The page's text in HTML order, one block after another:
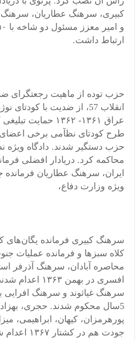
کبیری، سرهنگ عطاریان،
ارتباط داشت.
حزب توده از ماهیت رجعتگرای ضد
انقلاب 57، از ضدیت با
عراق ۱۳۶۱- ۱۳۶۲
طرح کودتای نظآمی برخی
محاکمه کرد. دریادار افضلی
ایران، سرهنگ عطاریان فرمانده
ویژه وزارت دفاع،
سرهنگ کبیری فرمانده یگان‌های
کلاه سبزها و فرمانده عملیات
محاصره آبادان، سرهنگ آذرفر
افسری در بهمن
سرهنگ غیاثوند و سرهنگ افرایی
5سال محکوم شدند. حجری،
پورهرمزان، کیهان، ابراهیمی،
جودت هم در